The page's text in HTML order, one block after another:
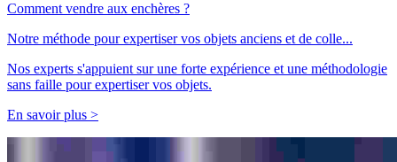
Comment vendre aux enchères ?
Notre méthode pour expertiser vos objets anciens et de colle...
Nos experts s'appuient sur une forte expérience et une méthodologie
sans faille pour expertiser vos objets.
En savoir plus >